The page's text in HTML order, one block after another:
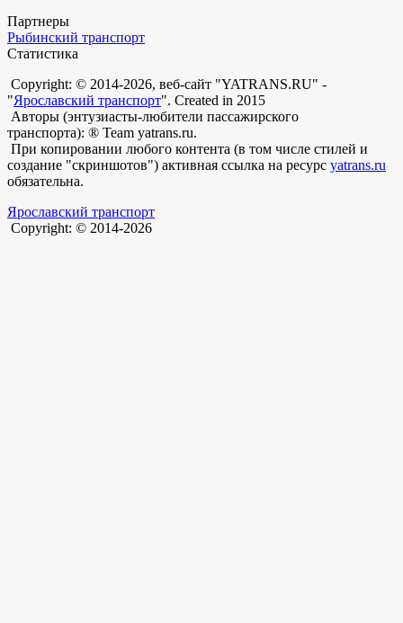
Партнеры
Рыбинский транспорт
Статистика
Copyright: © 2014-2026, веб-сайт "YATRANS.RU" -
"Ярославский транспорт". Created in 2015
Авторы (энтузиасты-любители пассажирского
транспорта): ® Team yatrans.ru.
При копировании любого контента (в том числе стилей и
создание "скриншотов") активная ссылка на ресурс yatrans.ru
обязательна.
Ярославский транспорт
Copyright: © 2014-2026